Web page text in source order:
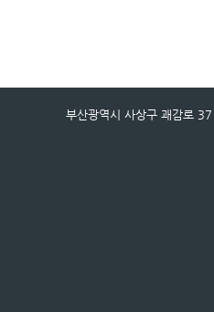
부산광역시 사상구 괘감